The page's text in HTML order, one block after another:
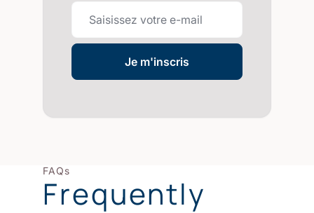
Je m'inscris
FAQs
Frequently